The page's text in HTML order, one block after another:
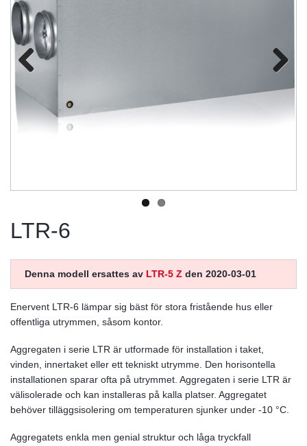
LTR-6
Denna modell ersattes av LTR-5 Z den 2020-03-01
Enervent LTR-6 lämpar sig bäst för stora fristående hus eller
offentliga utrymmen, såsom kontor.
Aggregaten i serie LTR är utformade för installation i taket,
vinden, innertaket eller ett tekniskt utrymme. Den horisontella
installationen sparar ofta på utrymmet. Aggregaten i serie LTR är
välisolerade och kan installeras på kalla platser. Aggregatet
behöver tilläggsisolering om temperaturen sjunker under -10 °C.
Aggregatets enkla men genial struktur och låga tryckfall